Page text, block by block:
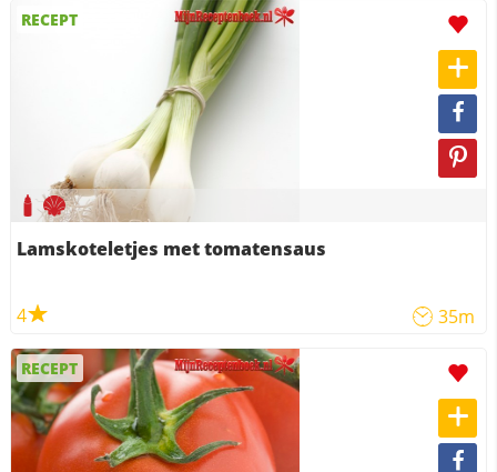
RECEPT
Lamskoteletjes met tomatensaus
4 35m
RECEPT